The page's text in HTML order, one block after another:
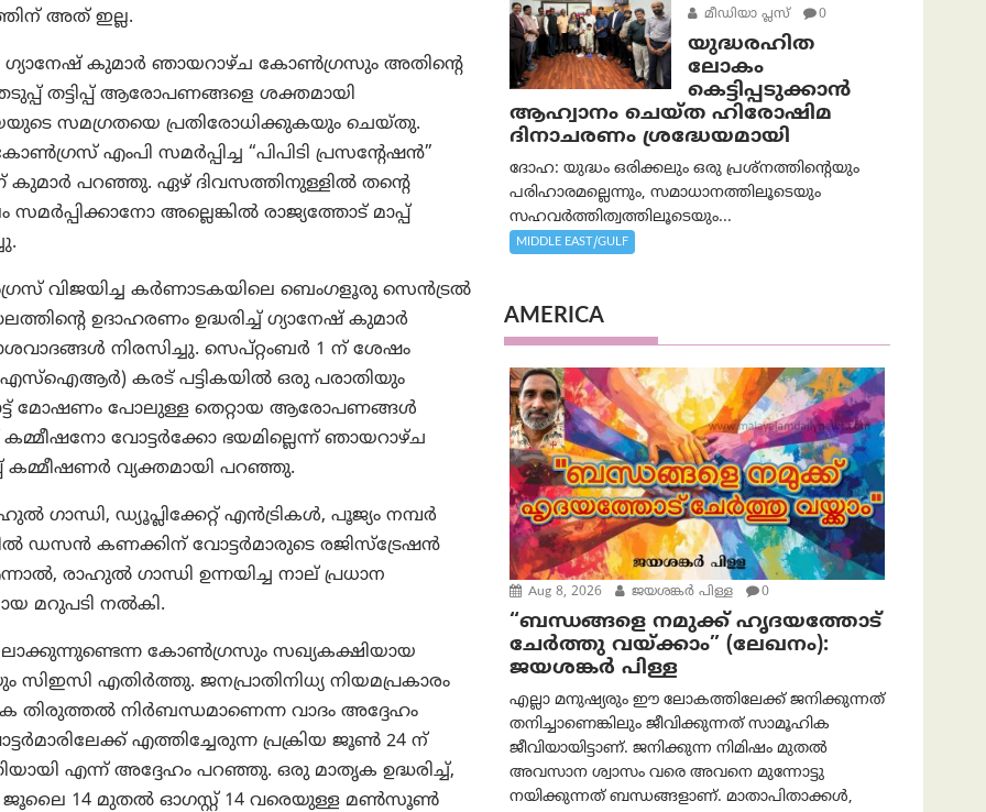
അത് ഇല്ല.
കുമാർ ഞായറാഴ്ച കോൺഗ്രസും അതിന്റെ
തട്ടിപ്പ് ആരോപണങ്ങളെ ശക്തമായി
സമഗ്രതയെ പ്രതിരോധിക്കുകയും ചെയ്തു.
എംപി സമർപ്പിച്ച “പിപിടി പ്രസന്റേഷൻ”
കുമാർ പറഞ്ഞു. ഏഴ് ദിവസത്തിനുള്ളിൽ തന്റെ
അല്ലെങ്കിൽ രാജ്യത്തോട് മാപ്പ്
വിജയിച്ച കർണാടകയിലെ ബെംഗളൂരു സെൻട്രൽ
ഉദാഹരണം ഉദ്ധരിച്ച് ഗ്യാനേഷ് കുമാർ
നിരസിച്ചു. സെപ്റ്റംബർ 1 ന് ശേഷം
കരട് പട്ടികയിൽ ഒരു പരാതിയും
വോട്ട് മോഷണം പോലുള്ള തെറ്റായ ആരോപണങ്ങൾ
വോട്ടർക്കോ ഭയമില്ലെന്ന് ഞായറാഴ്ച
കമ്മീഷണർ വ്യക്തമായി പറഞ്ഞു.
ഗാന്ധി, ഡ്യൂപ്ലിക്കേറ്റ് എൻട്രികൾ, പൂജ്യം നമ്പർ
ഡസൻ കണക്കിന് വോട്ടർമാരുടെ രജിസ്ട്രേഷൻ
രാഹുൽ ഗാന്ധി ഉന്നയിച്ച നാല് പ്രധാന
മറുപടി നൽകി.
കോൺഗ്രസും സഖ്യകക്ഷിയായ
സിഇസി എതിർത്തു. ജനപ്രാതിനിധ്യ നിയമപ്രകാരം
തിരുത്തൽ നിർബന്ധമാണെന്ന വാദം അദ്ദേഹം
എത്തിച്ചേരുന്ന പ്രക്രിയ ജൂൺ 24 ന്
എന്ന് അദ്ദേഹം പറഞ്ഞു. ഒരു മാതൃക ഉദ്ധരിച്ച്,
14 മുതൽ ഓഗസ്റ്റ് 14 വരെയുള്ള മൺസൂൺ
മീഡിയാ പ്ലസ്
0
യുദ്ധരഹിത
ലോകം
കെട്ടിപ്പടുക്കാന്‍
ആഹ്വാനം ചെയ്ത ഹിരോഷിമ
ദിനാചരണം ശ്രദ്ധേയമായി
ദോഹ: യുദ്ധം ഒരിക്കലും ഒരു പ്രശ്‌നത്തിന്റെയും
പരിഹാരമല്ലെന്നും, സമാധാനത്തിലൂടെയും
സഹവര്‍ത്തിത്വത്തിലൂടെയും...
MIDDLE EAST/GULF
AMERICA
Aug 8, 2026 ജയശങ്കര്‍ പിള്ള 0
“ബന്ധങ്ങളെ നമുക്ക് ഹൃദയത്തോട്
ചേർത്തു വയ്ക്കാം” (ലേഖനം):
ജയശങ്കര്‍ പിള്ള
എല്ലാ മനുഷ്യരും ഈ ലോകത്തിലേക്ക് ജനിക്കുന്നത്
തനിച്ചാണെങ്കിലും ജീവിക്കുന്നത് സാമൂഹിക
ജീവിയായിട്ടാണ്. ജനിക്കുന്ന നിമിഷം മുതൽ
അവസാന ശ്വാസം വരെ അവനെ മുന്നോട്ടു
നയിക്കുന്നത് ബന്ധങ്ങളാണ്. മാതാപിതാക്കൾ,